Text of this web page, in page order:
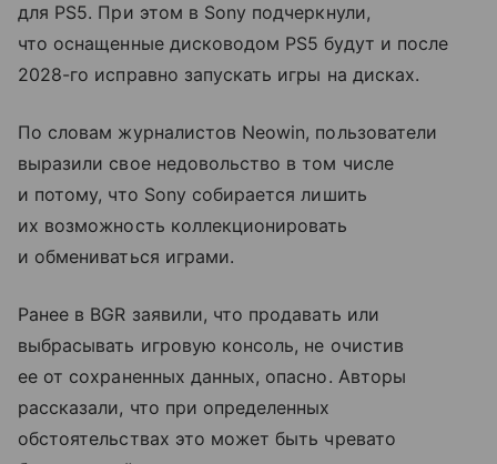
для PS5. При этом в Sony подчеркнули,
что оснащенные дисководом PS5 будут и после
2028-го исправно запускать игры на дисках.
По словам журналистов Neowin, пользователи
выразили свое недовольство в том числе
и потому, что Sony собирается лишить
их возможность коллекционировать
и обмениваться играми.
Ранее в BGR заявили, что продавать или
выбрасывать игровую консоль, не очистив
ее от сохраненных данных, опасно. Авторы
рассказали, что при определенных
обстоятельствах это может быть чревато